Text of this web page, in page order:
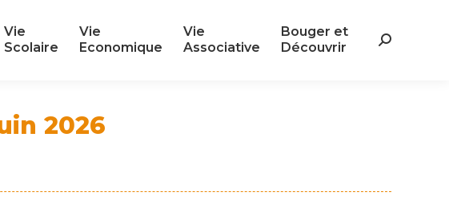
Vie
Scolaire
Vie
Economique
Vie
Associative
Bouger et
Découvrir
Search:
2026
Vie
Scolaire
Vie
Economique
Vie
Associative
Bouger et
Découvrir
Search: